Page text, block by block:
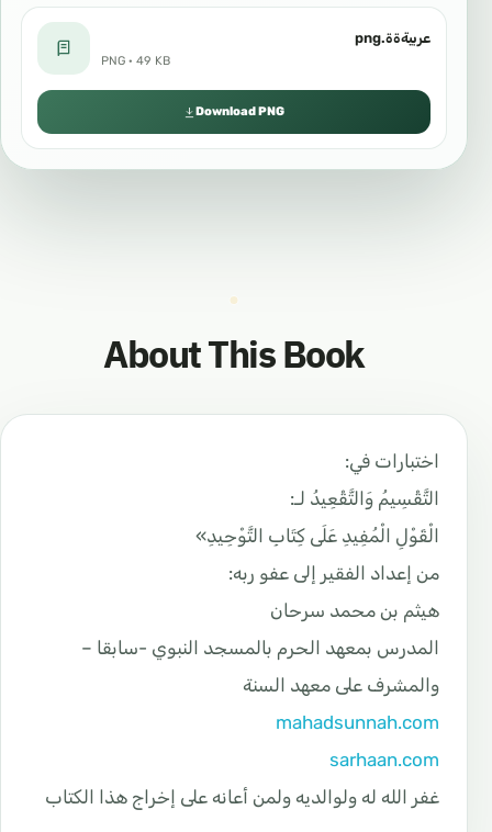
عربيةةة.png
PNG · 49 KB
Download PNG
About This Book
اختبارات في:
التَّقْسِيمُ وَالتَّقْعِيدُ لـ:
الْقَوْلِ الْمُفِيدِ عَلَى كِتَابِ التَّوْحِيدِ»
من إعداد الفقير إلى عفو ربه:
هيثم بن محمد سرحان
المدرس بمعهد الحرم بالمسجد النبوي -سابقا –
والمشرف على معهد السنة
mahadsunnah.com
sarhaan.com
غفر الله له ولوالديه ولمن أعانه على إخراج هذا الكتاب